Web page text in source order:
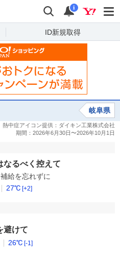
検索 通知
i
ID新規取得
岐阜県
なるべく控えて
給を忘れずに
27℃ [+2]
避けて
26℃ [-1]